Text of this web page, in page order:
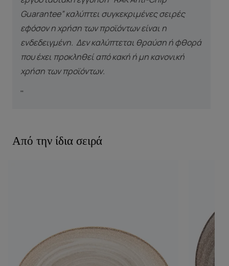
Guarantee” καλύπτει συγκεκριμένες σειρές
εφόσον η χρήση των προϊόντων είναι η
ενδεδειγμένη. Δεν καλύπτεται θραύση ή φθορά
που έχει προκληθεί από κακή ή μη κανονική
χρήση των προϊόντων.
"
Από την ίδια σειρά